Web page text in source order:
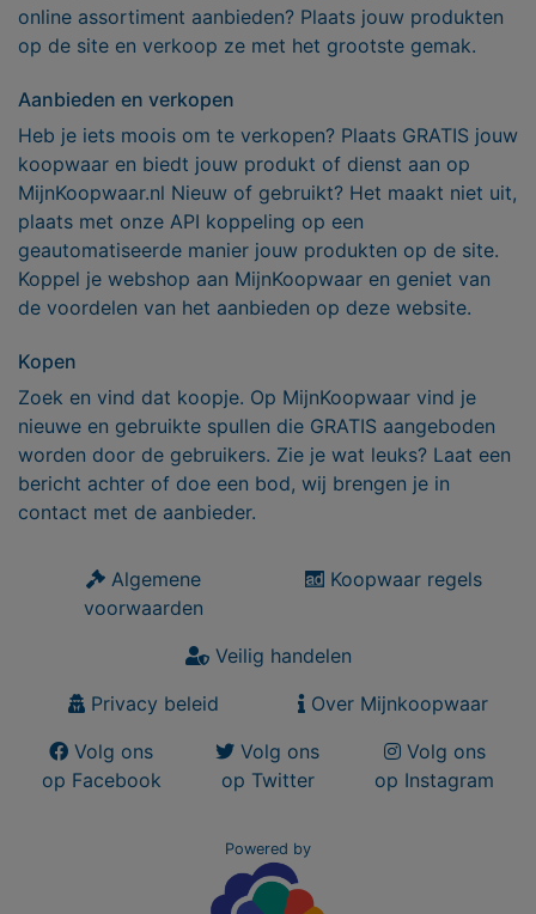
online assortiment aanbieden? Plaats jouw produkten
op de site en verkoop ze met het grootste gemak.
Aanbieden en verkopen
Heb je iets moois om te verkopen? Plaats GRATIS jouw
koopwaar en biedt jouw produkt of dienst aan op
MijnKoopwaar.nl Nieuw of gebruikt? Het maakt niet uit,
plaats met onze API koppeling op een
geautomatiseerde manier jouw produkten op de site.
Koppel je webshop aan MijnKoopwaar en geniet van
de voordelen van het aanbieden op deze website.
Kopen
Zoek en vind dat koopje. Op MijnKoopwaar vind je
nieuwe en gebruikte spullen die GRATIS aangeboden
worden door de gebruikers. Zie je wat leuks? Laat een
bericht achter of doe een bod, wij brengen je in
contact met de aanbieder.
Algemene
voorwaarden
Koopwaar regels
Veilig handelen
Privacy beleid
Over Mijnkoopwaar
Volg ons
op Facebook
Volg ons
op Twitter
Volg ons
op Instagram
Powered by